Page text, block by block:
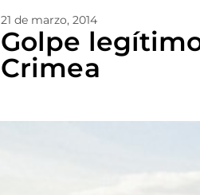
21 de marzo, 2014
Golpe
Crimea